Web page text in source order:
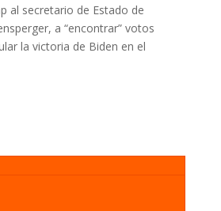
al secretario de Estado de
a “encontrar” votos
la victoria de Biden en el